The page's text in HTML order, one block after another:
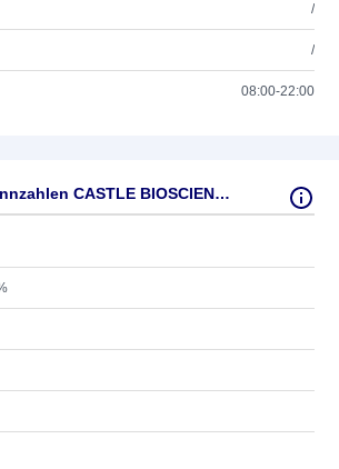
/
/
08:00-22:00
Fundamentale Kennzahlen CASTLE BIOSCIENCE DL-,001